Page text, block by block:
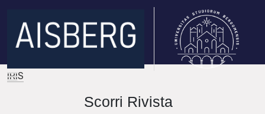
IRIS
Scorri Rivista